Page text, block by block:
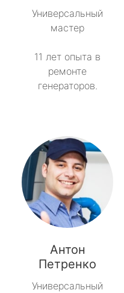
Универсальный
мастер
11 лет опыта в
ремонте
генераторов.
Антон
Петренко
Универсальный